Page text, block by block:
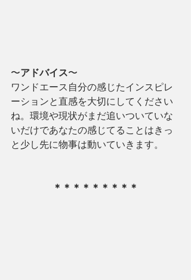
〜アドバイス〜
ワンドエース自分の感じたインスピレ
ーションと直感を大切にしてください
ね。環境や現状がまだ追いついていな
いだけであなたの感じてることはきっ
と少し先に物事は動いていきます。
＊＊＊＊＊＊＊＊＊